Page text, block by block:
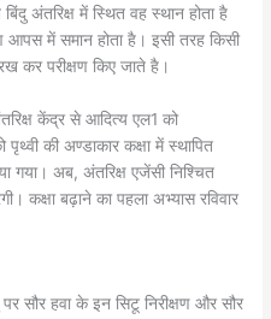
अंतरिक्ष में स्थित वह स्थान होता है
आपस में समान होता है। इसी तरह किसी
कर परीक्षण किए जाते है।
केंद्र से आदित्य एल1 को
की अण्डाकार कक्षा में स्थापित
गया। अब, अंतरिक्ष एजेंसी निश्चित
कक्षा बढ़ाने का पहला अभ्यास रविवार
सौर हवा के इन सिटू निरीक्षण और सौर